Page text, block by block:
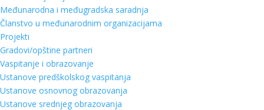
Međunarodna i međugradska saradnja
Članstvo u međunarodnim organizacijama
Projekti
Gradovi/opštine partneri
Vaspitanje i obrazovanje
Ustanove predškolskog vaspitanja
Ustanove osnovnog obrazovanja
Ustanove srednjeg obrazovanja